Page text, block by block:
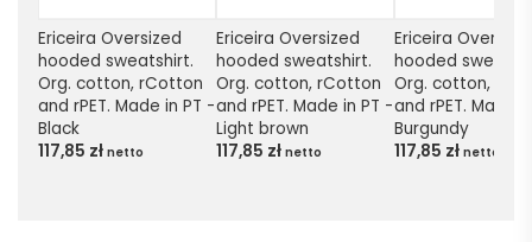
Ericeira Oversized
hooded sweatshirt.
Org. cotton, rCotton
and rPET. Made in PT -
Black
117,85 zł netto
Ericeira Oversized
hooded sweatshirt.
Org. cotton, rCotton
and rPET. Made in PT -
Light brown
117,85 zł netto
Ericeira
hooded
Org. cotton,
and rPET. Made
Burgundy
117,85 zł netto